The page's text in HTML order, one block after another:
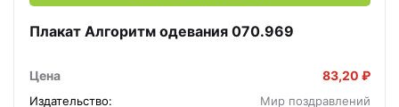
Плакат Алгоритм одевания 070.969
Цена 83,20 ₽
Издательство:
Мир поздравлений